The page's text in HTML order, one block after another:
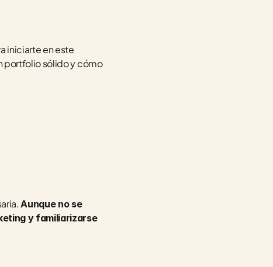
iniciarte en este
portfolio sólido y cómo
Aunque no se
y familiarizarse